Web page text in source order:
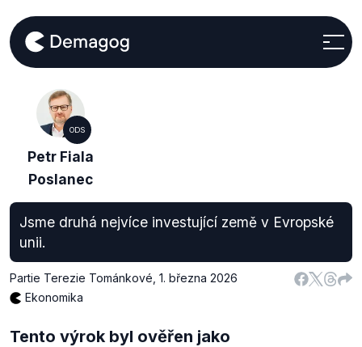
ODS
Petr Fiala
Poslanec
Jsme druhá nejvíce investující země v Evropské
unii.
Partie Terezie Tománkové 1. března 2026
Ekonomika
Tento výrok byl ověřen jako